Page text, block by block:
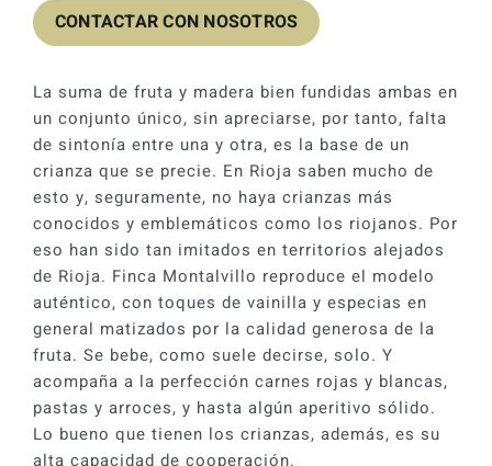
CONTACTAR CON NOSOTROS
La suma de fruta y madera bien fundidas ambas en
un conjunto único, sin apreciarse, por tanto, falta
de sintonía entre una y otra, es la base de un
crianza que se precie. En Rioja saben mucho de
esto y, seguramente, no haya crianzas más
conocidos y emblemáticos como los riojanos. Por
eso han sido tan imitados en territorios alejados
de Rioja. Finca Montalvillo reproduce el modelo
auténtico, con toques de vainilla y especias en
general matizados por la calidad generosa de la
fruta. Se bebe, como suele decirse, solo. Y
acompaña a la perfección carnes rojas y blancas,
pastas y arroces, y hasta algún aperitivo sólido.
Lo bueno que tienen los crianzas, además, es su
alta capacidad de cooperación.